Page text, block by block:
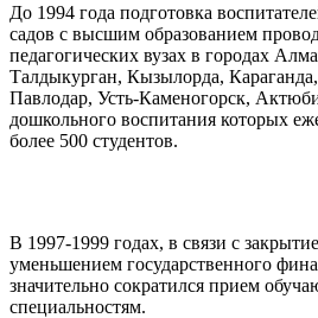
До 1994 года подготовка
садов с высшим образованием
педагогических вузах в городах
Талдыкурган, Кызылорда,
Павлодар, Усть-Каменогорск,
дошкольного воспитания которых
более 500 студентов.
В 1997-1999 годах, в связи с
уменьшением государственного
значительно сократился прием
специальностям.